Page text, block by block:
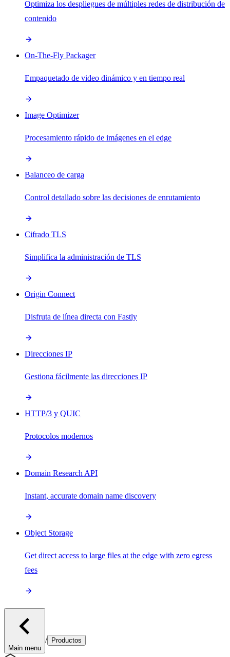
Optimiza los despliegues de múltiples redes de distribución de
contenido
On-The-Fly Packager
Empaquetado de video dinámico y en tiempo real
Image Optimizer
Procesamiento rápido de imágenes en el edge
Balanceo de carga
Control detallado sobre las decisiones de enrutamiento
Cifrado TLS
Simplifica la administración de TLS
Origin Connect
Disfruta de línea directa con Fastly
Direcciones IP
Gestiona fácilmente las direcciones IP
HTTP/3 y QUIC
Protocolos modernos
Domain Research API
Instant, accurate domain name discovery
Object Storage
Get direct access to large files at the edge with zero egress
fees
Main menu
/ Productos